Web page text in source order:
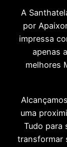
A
por
impressa
apenas
melhores
uma
Tudo para
transformar